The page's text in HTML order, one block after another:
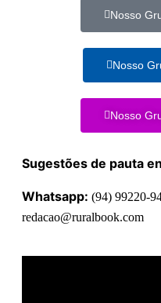
Nosso
Nosso
Nosso
Sugestões de pauta
Whatsapp: (94) 99220-
redacao@ruralbook.com